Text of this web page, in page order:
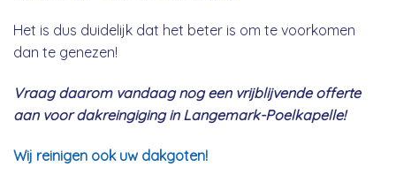
Het is dus duidelijk dat het beter is om te voorkomen
dan te genezen!
Vraag daarom vandaag nog een vrijblijvende offerte
aan voor dakreingiging in Langemark-Poelkapelle!
Wij reinigen ook uw dakgoten!